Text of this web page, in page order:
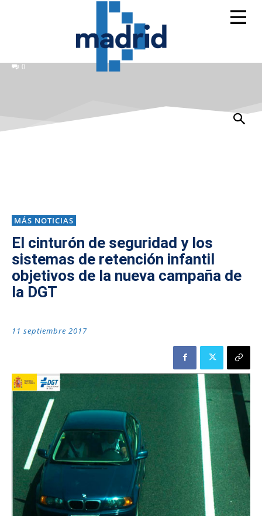
0
MÁS NOTICIAS
El cinturón de seguridad y los
sistemas de retención infantil
objetivos de la nueva campaña de
la DGT
11 septiembre 2017